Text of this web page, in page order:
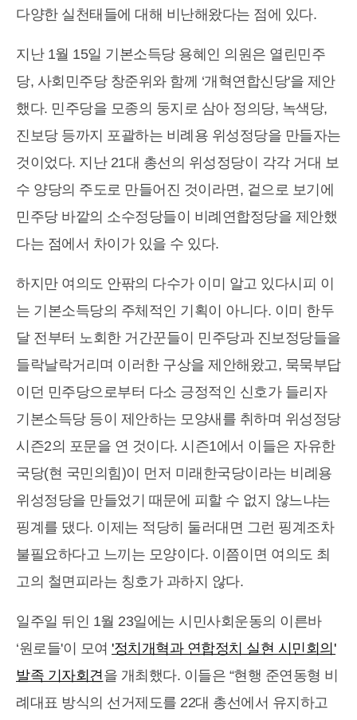
다양한 실천태들에 대해 비난해왔다는 점에 있다.
지난 1월 15일 기본소득당 용혜인 의원은 열린민주
당, 사회민주당 창준위와 함께 ‘개혁연합신당'을 제안
했다. 민주당을 모종의 둥지로 삼아 정의당, 녹색당,
진보당 등까지 포괄하는 비례용 위성정당을 만들자는
것이었다. 지난 21대 총선의 위성정당이 각각 거대 보
수 양당의 주도로 만들어진 것이라면, 겉으로 보기에
민주당 바깥의 소수정당들이 비례연합정당을 제안했
다는 점에서 차이가 있을 수 있다.
하지만 여의도 안팎의 다수가 이미 알고 있다시피 이
는 기본소득당의 주체적인 기획이 아니다. 이미 한두
달 전부터 노회한 거간꾼들이 민주당과 진보정당들을
들락날락거리며 이러한 구상을 제안해왔고, 묵묵부답
이던 민주당으로부터 다소 긍정적인 신호가 들리자
기본소득당 등이 제안하는 모양새를 취하며 위성정당
시즌2의 포문을 연 것이다. 시즌1에서 이들은 자유한
국당(현 국민의힘)이 먼저 미래한국당이라는 비례용
위성정당을 만들었기 때문에 피할 수 없지 않느냐는
핑계를 댔다. 이제는 적당히 둘러대면 그런 핑계조차
불필요하다고 느끼는 모양이다. 이쯤이면 여의도 최
고의 철면피라는 칭호가 과하지 않다.
일주일 뒤인 1월 23일에는 시민사회운동의 이른바
‘원로들'이 모여 '정치개혁과 연합정치 실현 시민회의'
발족 기자회견 을 개최했다. 이들은 “현행 준연동형 비
례대표 방식의 선거제도를 22대 총선에서 유지하고